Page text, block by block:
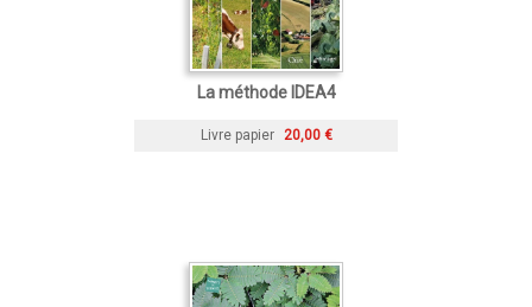
La méthode IDEA4
Livre papier 20,00 €